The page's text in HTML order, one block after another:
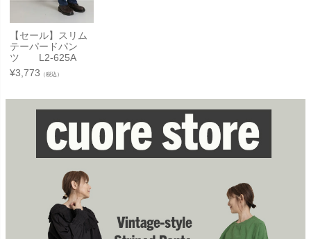
【セール】スリム
テーパードパン
ツ L2-625A
¥3,773 （税込）